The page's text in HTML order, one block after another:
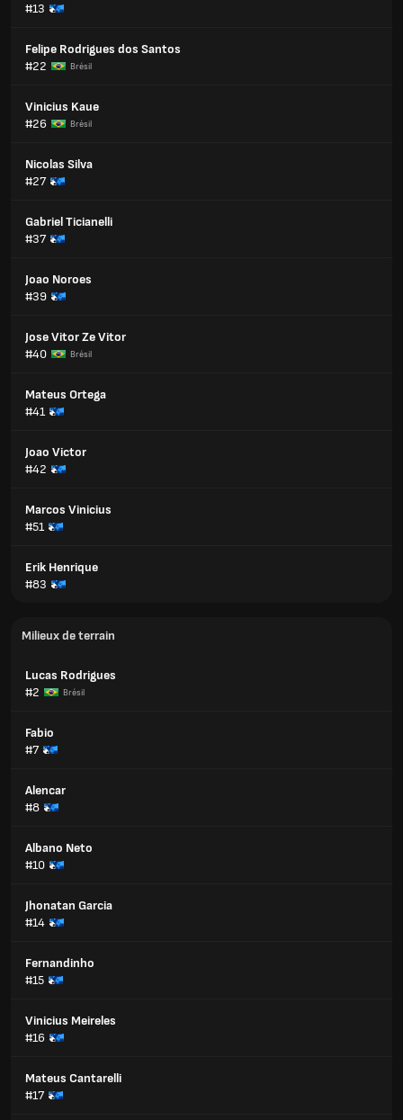
#13
Felipe Rodrigues dos Santos
#22
Brésil
Vinicius Kaue
#26
Brésil
Nicolas Silva
#27
Gabriel Ticianelli
#37
Joao Noroes
#39
Jose Vitor Ze Vitor
#40
Brésil
Mateus Ortega
#41
Joao Victor
#42
Marcos Vinicius
#51
Erik Henrique
#83
Milieux de terrain
Lucas Rodrigues
#2
Brésil
Fabio
#7
Alencar
#8
Albano Neto
#10
Jhonatan Garcia
#14
Fernandinho
#15
Vinicius Meireles
#16
Mateus Cantarelli
#17